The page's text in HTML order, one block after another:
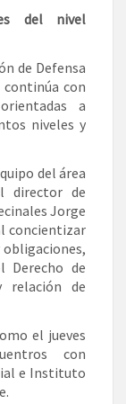
del nivel
de Defensa
continúa con
a
niveles y
del área
director de
Jorge
concientizar
obligaciones,
Derecho de
relación de
el jueves
con
e Instituto